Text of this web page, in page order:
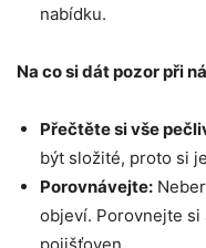
nabídku.
Na co si dát pozor při
Přečtěte si vše peč
být složité, proto si
Porovnávejte:
objeví. Porovnejte si
pojišťoven.